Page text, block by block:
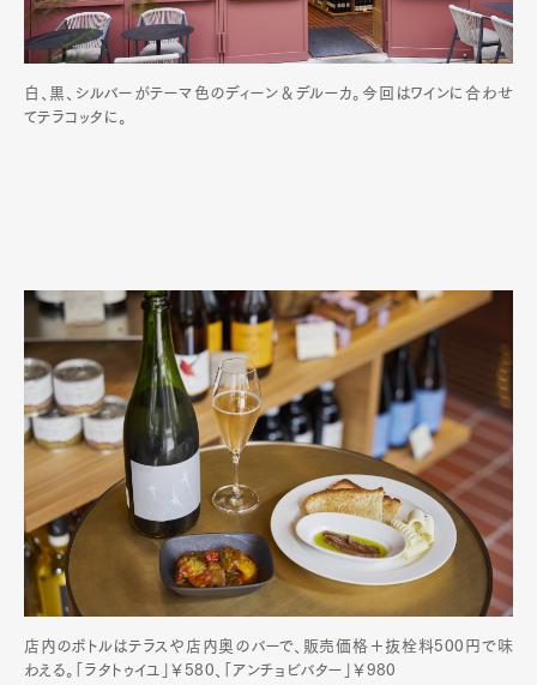
白、黒、シルバーがテーマ色のディーン＆デルーカ。今回はワインに合わせ
てテラコッタに。
店内のボトルはテラスや店内奥のバーで、販売価格＋抜栓料500円で味
わえる。「ラタトゥイユ」￥580、「アンチョビバター」￥980